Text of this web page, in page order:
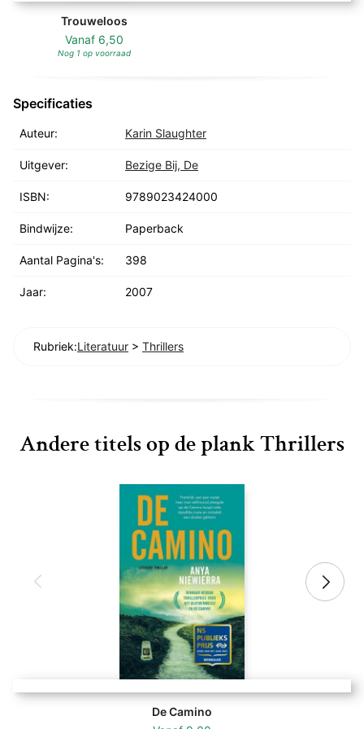
Onaantastbaar.
'Slaughter komt alle lof toe voor haar messcherpe
plots en de details van haar speurwerk. Maar haar
best.' - Michael Connelly
'Levensecht en verslavend!' - flair
Smullen en doorlezen dus.' - VIVA
Trouweloos
Vanaf 6,50
Nog 1 op voorraad
Specificaties
Auteur: Karin Slaughter
Uitgever: Bezige Bij, De
ISBN: 9789023424000
Bindwijze: Paperback
Aantal Pagina's: 398
Jaar: 2007
Rubriek:Literatuur > Thrillers
Andere titels op de plank Thrillers
De Camino